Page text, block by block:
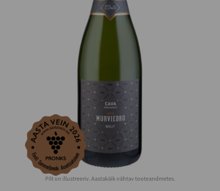
Pilt on illustreeriv. Aastakäik nähtav tooteandmetes.